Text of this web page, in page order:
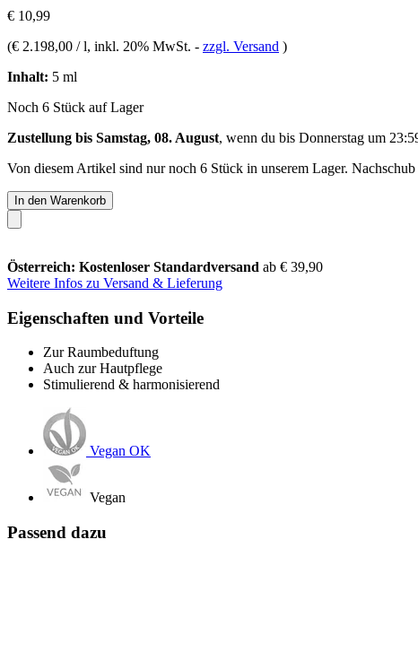
€ 10,99
(€ 2.198,00 / l, inkl. 20% MwSt. - zzgl. Versand )
Inhalt: 5 ml
Noch 6 Stück auf Lager
Zustellung bis Samstag, 08. August, wenn du bis Donnerstag um
Von diesem Artikel sind nur noch 6 Stück in unserem Lager.
In den Warenkorb
Österreich: Kostenloser Standardversand ab € 39,90
Weitere Infos zu Versand & Lieferung
Eigenschaften und Vorteile
Zur Raumbeduftung
Auch zur Hautpflege
Stimulierend & harmonisierend
Vegan OK
Vegan
Passend dazu